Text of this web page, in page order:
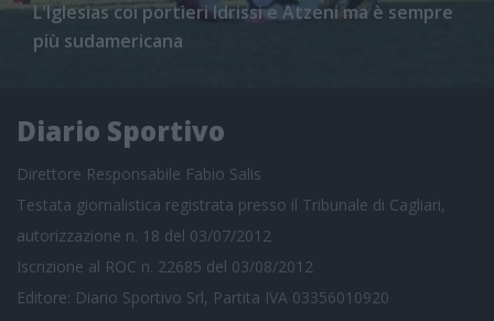
L'Iglesias coi portieri Idrissi e Atzeni ma è sempre
più sudamericana
Diario Sportivo
Direttore Responsabile Fabio Salis
Testata giornalistica registrata presso il Tribunale di Cagliari,
autorizzazione n. 18 del 03/07/2012
Iscrizione al ROC n. 22685 del 03/08/2012
Editore: Diario Sportivo Srl, Partita IVA 03356010920